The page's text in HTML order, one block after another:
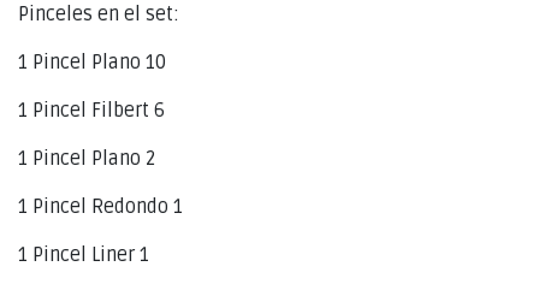
Pinceles en el set:
1 Pincel Plano 10
1 Pincel Filbert 6
1 Pincel Plano 2
1 Pincel Redondo 1
1 Pincel Liner 1